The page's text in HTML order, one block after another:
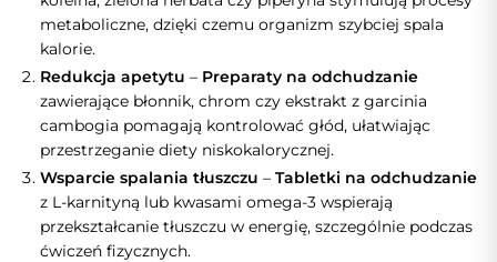
metaboliczne, dzięki czemu organizm szybciej spala
kalorie.
Redukcja apetytu – Preparaty na odchudzanie
zawierające błonnik, chrom czy ekstrakt z garcinia
cambogia pomagają kontrolować głód, ułatwiając
przestrzeganie diety niskokalorycznej.
Wsparcie spalania tłuszczu – Tabletki na odchudzanie
z L-karnityną lub kwasami omega-3 wspierają
przekształcanie tłuszczu w energię, szczególnie podczas
ćwiczeń fizycznych.